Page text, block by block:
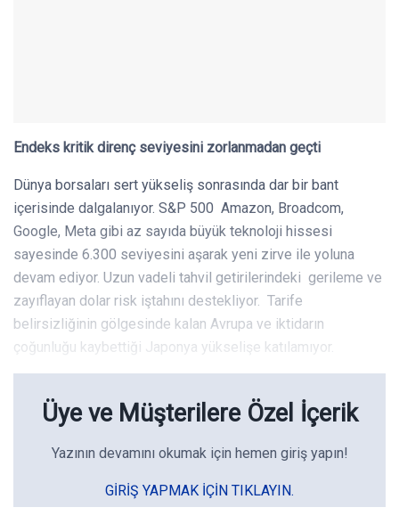
Endeks kritik direnç seviyesini zorlanmadan geçti
Dünya borsaları sert yükseliş sonrasında dar bir bant
içerisinde dalgalanıyor. S&P 500 Amazon, Broadcom,
Google, Meta gibi az sayıda büyük teknoloji hissesi
sayesinde 6.300 seviyesini aşarak yeni zirve ile yoluna
devam ediyor. Uzun vadeli tahvil getirilerindeki gerileme ve
zayıflayan dolar risk iştahını destekliyor. Tarife
belirsizliğinin gölgesinde kalan Avrupa ve iktidarın
çoğunluğu kaybettiği Japonya yükselişe katılamıyor.
Üye ve Müşterilere Özel İçerik
Yazının devamını okumak için hemen giriş yapın!
GIRIŞ YAPMAK IÇIN TIKLAYIN.